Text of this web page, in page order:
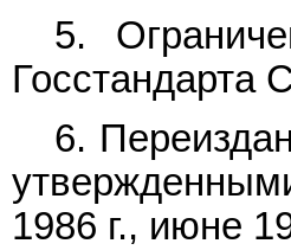
5.
Госстандарта
6.
1986 г., июне